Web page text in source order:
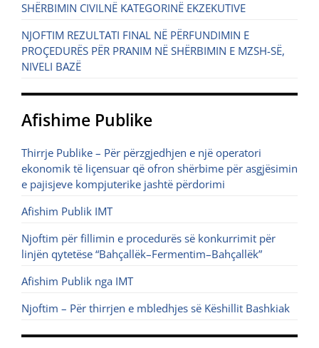
SHËRBIMIN CIVILNË KATEGORINË EKZEKUTIVE
NJOFTIM REZULTATI FINAL NË PËRFUNDIMIN E
PROÇEDURËS PËR PRANIM NË SHËRBIMIN E MZSH-SË,
NIVELI BAZË
Afishime Publike
Thirrje Publike – Për përzgjedhjen e një operatori
ekonomik të liçensuar që ofron shërbime për asgjësimin
e pajisjeve kompjuterike jashtë përdorimi
Afishim Publik IMT
Njoftim për fillimin e procedurës së konkurrimit për
linjën qytetëse “Bahçallëk–Fermentim–Bahçallëk”
Afishim Publik nga IMT
Njoftim – Për thirrjen e mbledhjes së Këshillit Bashkiak